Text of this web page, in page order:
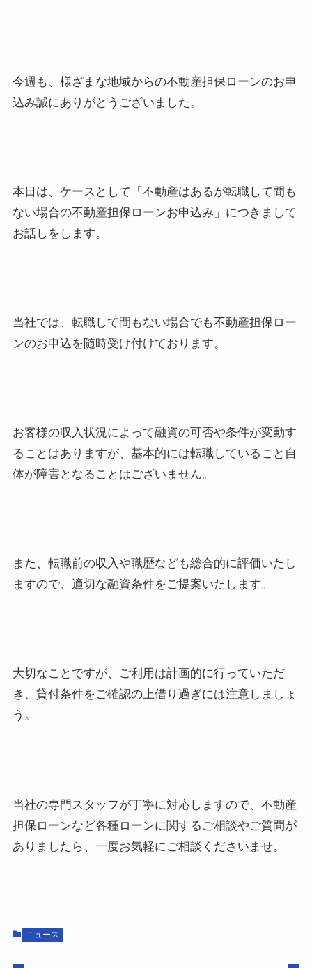
今週も、様ざまな地域からの不動産担保ローンのお申
込み誠にありがとうございました。
本日は、ケースとして「不動産はあるが転職して間も
ない場合の不動産担保ローンお申込み」につきまして
お話しをします。
当社では、転職して間もない場合でも不動産担保ロー
ンのお申込を随時受け付けております。
お客様の収入状況によって融資の可否や条件が変動す
ることはありますが、基本的には転職していること自
体が障害となることはございません。
また、転職前の収入や職歴なども総合的に評価いたし
ますので、適切な融資条件をご提案いたします。
大切なことですが、ご利用は計画的に行っていただ
き、貸付条件をご確認の上借り過ぎには注意しましょ
う。
当社の専門スタッフが丁寧に対応しますので、不動産
担保ローンなど各種ローンに関するご相談やご質問が
ありましたら、一度お気軽にご相談くださいませ。
ニュース